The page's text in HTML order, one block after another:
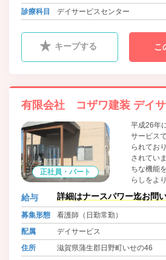
診療科目
デイサービスセンター
キープする こ
有限会社 コザワ建装 デイ
正社員・パート
平成26年
サービス
られてお
されてい
ちな機能
らしをよ
目指しま
断を意識
給与 詳細はナースパワー迄お問
募集形態
看護師（日勤常勤）
配属
デイサービス
住所
滋賀県蒲生郡日野町いせの46